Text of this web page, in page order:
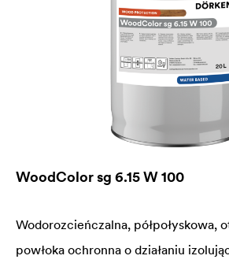
WoodColor sg 6.15 W 100
Wodorozcieńczalna, półpołyskowa,
powłoka ochronna o działaniu